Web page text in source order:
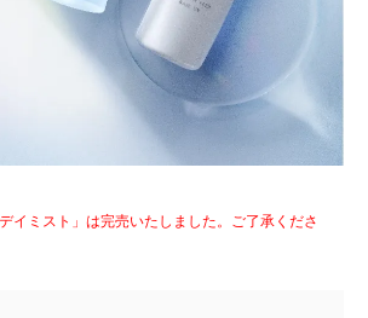
イミスト」は完売いたしました。ご了承くださ